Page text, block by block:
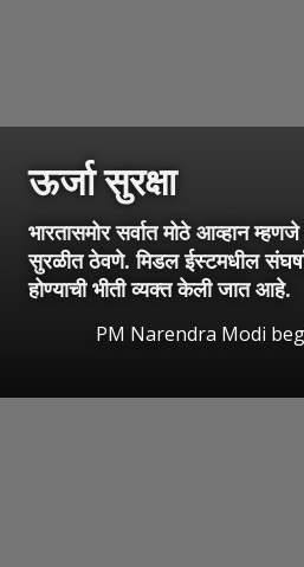
ऊर्जा सुरक्षा
भारतासमोर सर्वात मोठे आव्हान
सुरळीत ठेवणे. मिडल ईस्टमधील
होण्याची भीती व्यक्त केली जात आहे.
PM Narendra Modi